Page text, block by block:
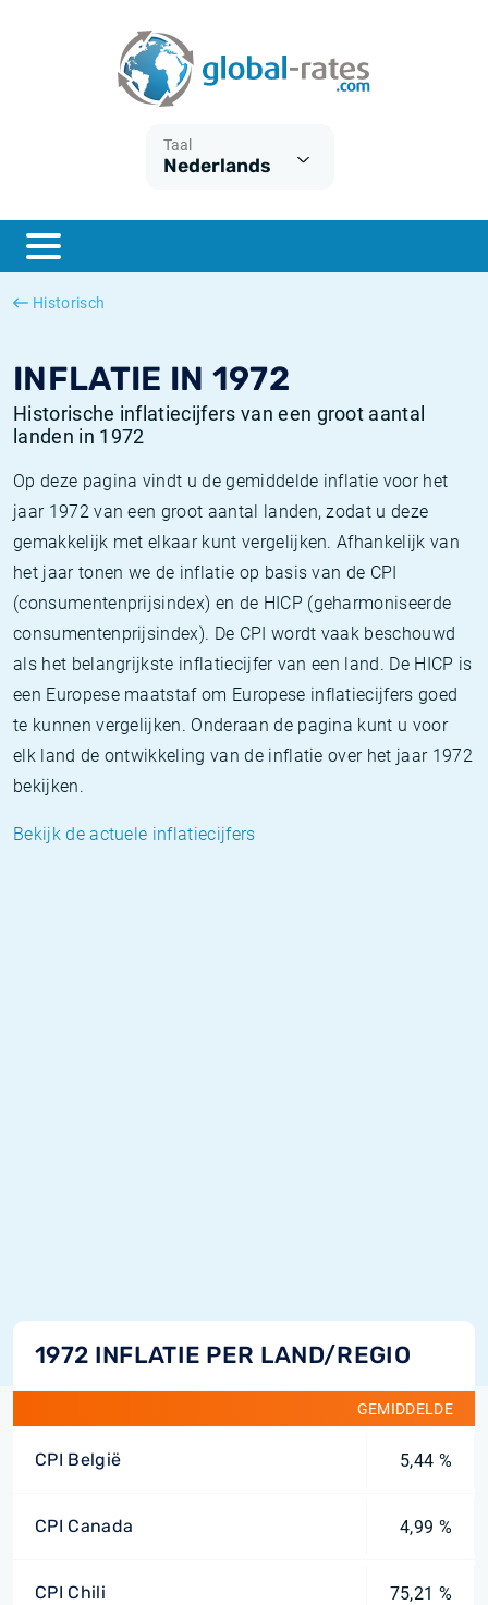
Taal
Nederlands
Historisch
INFLATIE IN 1972
Historische inflatiecijfers van een groot aantal
landen in 1972
Op deze pagina vindt u de gemiddelde inflatie voor het
jaar 1972 van een groot aantal landen, zodat u deze
gemakkelijk met elkaar kunt vergelijken. Afhankelijk van
het jaar tonen we de inflatie op basis van de CPI
(consumentenprijsindex) en de HICP (geharmoniseerde
consumentenprijsindex). De CPI wordt vaak beschouwd
als het belangrijkste inflatiecijfer van een land. De HICP is
een Europese maatstaf om Europese inflatiecijfers goed
te kunnen vergelijken. Onderaan de pagina kunt u voor
elk land de ontwikkeling van de inflatie over het jaar 1972
bekijken.
Bekijk de actuele inflatiecijfers
1972 INFLATIE PER LAND/REGIO
GEMIDDELDE
CPI België 5,44 %
CPI Canada 4,99 %
CPI Chili 75,21 %
ESTER
SONIA
Wat is CPI inflatie?
Wat is HICP inflatie?
Nederlandse inflatie - CPI
Amerikaanse inflatie - CPI
Euribor historie
SOFR historie
TONAR historie
Inflatiecalculator